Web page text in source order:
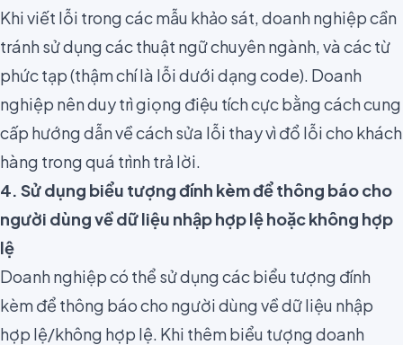
Khi viết lỗi trong các mẫu khảo sát, doanh nghiệp cần
tránh sử dụng cácthuật ngữ chuyên ngành, và các từ
phức tạp (thậm chí là lỗi dưới dạng code). Doanh
nghiệp nên duy trì giọng điệu tích cực bằng cách cung
cấp hướng dẫn về cách sửa lỗi thay vì đổ lỗi cho khách
hàng trong quá trình trả lời.
4. Sử dụng biểu tượng đính kèm để thông báo cho
người dùng về dữ liệu nhập hợp lệ hoặc không hợp
lệ
Doanh nghiệp có thể sử dụng cácbiểu tượng đính
kèmđể thông báo cho người dùng về dữ liệu nhập
hợp lệ/không hợp lệ. Khi thêm biểu tượng doanh